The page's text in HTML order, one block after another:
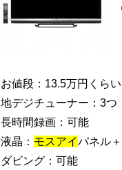
お値段：13.5万円くらい
地デジチューナー：3つ
長時間録画：可能
液晶： モスアイパネル
ダビング：可能